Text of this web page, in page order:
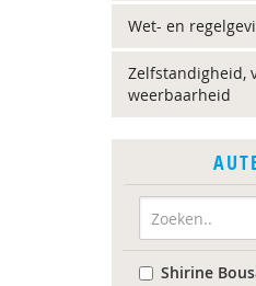
Wet- en
Zelfstandigheid,
weerbaarheid
Shirine